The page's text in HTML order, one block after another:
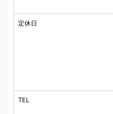
定休日
TEL